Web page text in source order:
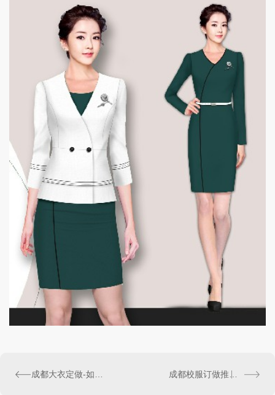
成都大衣定做-如何定制夏季工作服？ 成都校服订做推荐-如何区分所有棉工作服